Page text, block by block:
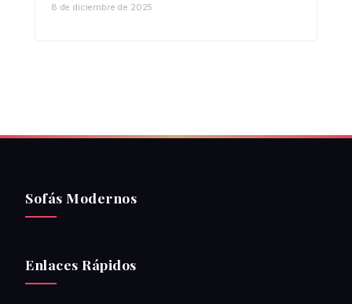
8 de diciembre de 2025
Sofás Modernos
Enlaces Rápidos